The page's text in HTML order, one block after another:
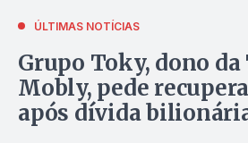
ÚLTIMAS NOTÍCIAS
Grupo Toky, dono
Mobly, pede
após dívida